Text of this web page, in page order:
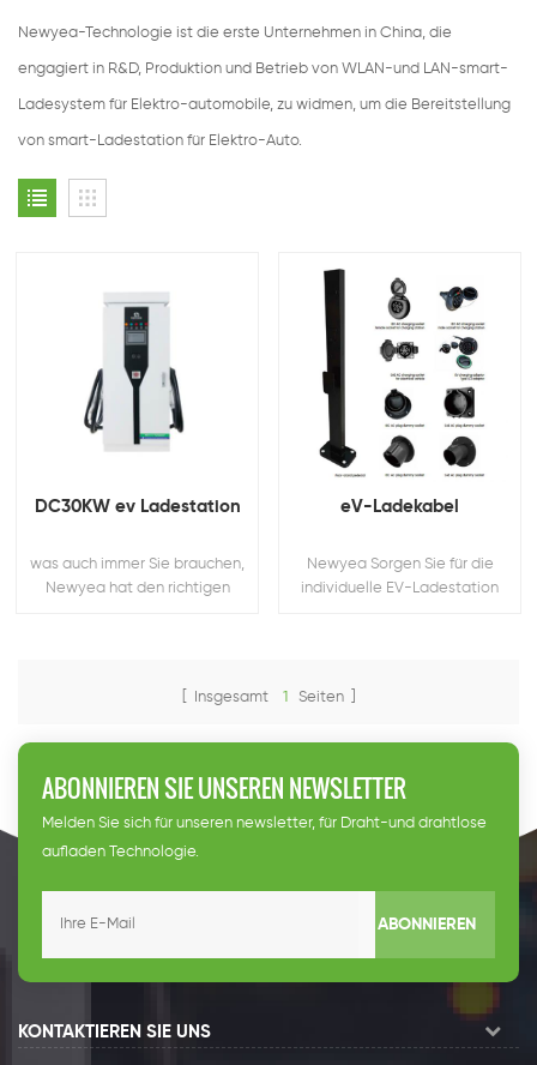
Newyea-Technologie ist die erste Unternehmen in China, die
engagiert in R&D, Produktion und Betrieb von WLAN-und LAN-smart-
Ladesystem für Elektro-automobile, zu widmen, um die Bereitstellung
von smart-Ladestation für Elektro-Auto.
DC30KW ev Ladestation
was auch immer Sie brauchen,
Newyea hat den richtigen
eV-Ladekabel
Newyea Sorgen Sie für die
individuelle EV-Ladestation
[ Insgesamt 1 Seiten ]
ABONNIEREN SIE UNSEREN NEWSLETTER
Melden Sie sich für unseren newsletter, für Draht-und drahtlose
aufladen Technologie.
ABONNIEREN
KONTAKTIEREN SIE UNS